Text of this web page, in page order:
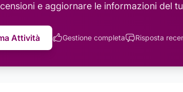
e aggiornare le informazioni del
Attività Gestione completa Risposta